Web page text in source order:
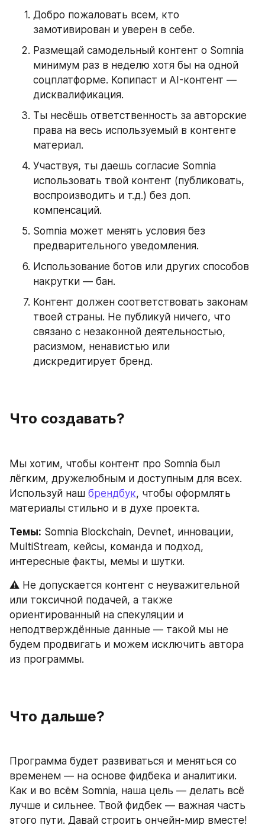
Добро пожаловать всем, кто
замотивирован и уверен в себе.
Размещай самодельный контент о Somnia
минимум раз в неделю хотя бы на одной
соцплатформе. Копипаст и AI-контент —
дисквалификация.
Ты несёшь ответственность за авторские
права на весь используемый в контенте
материал.
Участвуя, ты даешь согласие Somnia
использовать твой контент (публиковать,
воспроизводить и т.д.) без доп.
компенсаций.
Somnia может менять условия без
предварительного уведомления.
Использование ботов или других способов
накрутки — бан.
Контент должен соответствовать законам
твоей страны. Не публикуй ничего, что
связано с незаконной деятельностью,
расизмом, ненавистью или
дискредитирует бренд.
Что создавать?
Мы хотим, чтобы контент про Somnia был
лёгким, дружелюбным и доступным для всех.
Используй наш брендбук, чтобы оформлять
материалы стильно и в духе проекта.
Темы: Somnia Blockchain, Devnet, инновации,
MultiStream, кейсы, команда и подход,
интересные факты, мемы и шутки.
⚠️ Не допускается контент с неуважительной
или токсичной подачей, а также
ориентированный на спекуляции и
неподтверждённые данные — такой мы не
будем продвигать и можем исключить автора
из программы.
Что дальше?
Программа будет развиваться и меняться со
временем — на основе фидбека и аналитики.
Как и во всём Somnia, наша цель — делать всё
лучше и сильнее. Твой фидбек — важная часть
этого пути. Давай строить ончейн-мир вместе!